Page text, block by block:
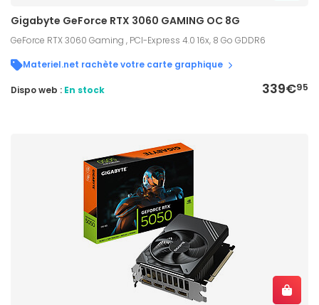
Gigabyte GeForce RTX 3060 GAMING OC 8G
GeForce RTX 3060 Gaming , PCI-Express 4.0 16x, 8 Go GDDR6
Materiel.net rachète votre carte graphique
339€95
Dispo web : En stock